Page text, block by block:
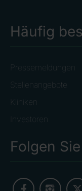
Häufig
Pressemeldungen
Stellenangebote
Kliniken
Investoren
Folgen